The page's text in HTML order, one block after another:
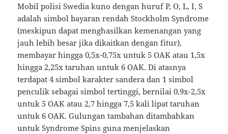
Mobil polisi Swedia kuno dengan huruf P, O, L, I, S
adalah simbol bayaran rendah Stockholm Syndrome
(meskipun dapat menghasilkan kemenangan yang
jauh lebih besar jika dikaitkan dengan fitur),
membayar hingga 0,5x-0,75x untuk 5 OAK atau 1,5x
hingga 2,25x taruhan untuk 6 OAK. Di atasnya
terdapat 4 simbol karakter sandera dan 1 simbol
penculik sebagai simbol tertinggi, bernilai 0,9x-2,5x
untuk 5 OAK atau 2,7 hingga 7,5 kali lipat taruhan
untuk 6 OAK. Gulungan tambahan ditambahkan
untuk Syndrome Spins guna menjelaskan